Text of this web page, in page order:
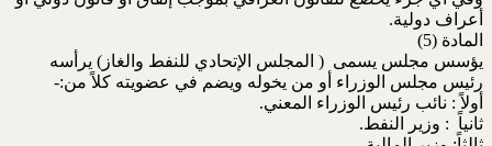
أعراف دولية.
المادة (5)
يؤسس مجلس يسمى ( المجلس الإتحادي للنفط والغاز) يرأسه
رئيس مجلس الوزراء أو من يخوله ويضم في عضويته كلاً من:-
أولاً : نائب رئيس الوزراء المعني.
ثانياً : وزير النفط.